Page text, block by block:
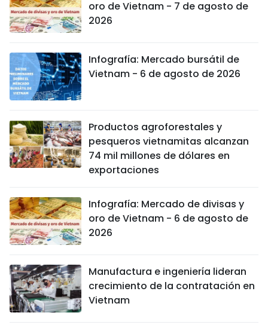
oro de Vietnam - 7 de agosto de
2026
Infografía: Mercado bursátil de
Vietnam - 6 de agosto de 2026
Productos agroforestales y
pesqueros vietnamitas alcanzan
74 mil millones de dólares en
exportaciones
Infografía: Mercado de divisas y
oro de Vietnam - 6 de agosto de
2026
Manufactura e ingeniería lideran
crecimiento de la contratación en
Vietnam